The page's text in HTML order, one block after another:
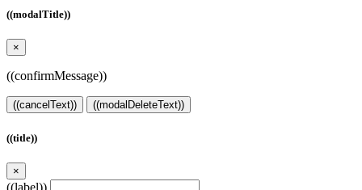
((modalTitle))
×
((confirmMessage))
((cancelText)) ((modalDeleteText))
((title))
×
((label))